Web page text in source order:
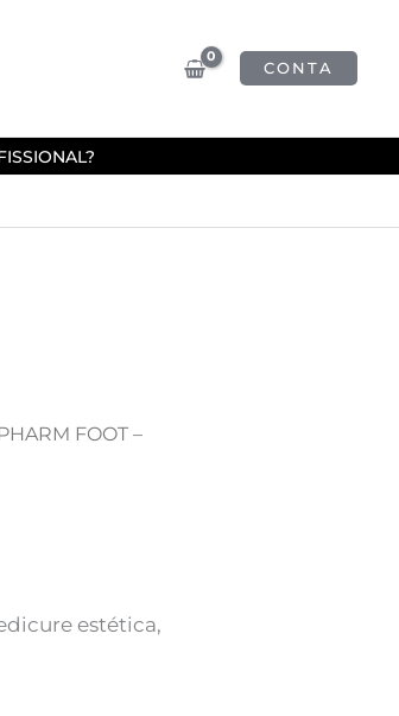
CONTA
FOOT –
estética,